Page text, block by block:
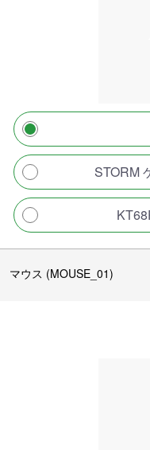
STORM
マウス (MOUSE_01)